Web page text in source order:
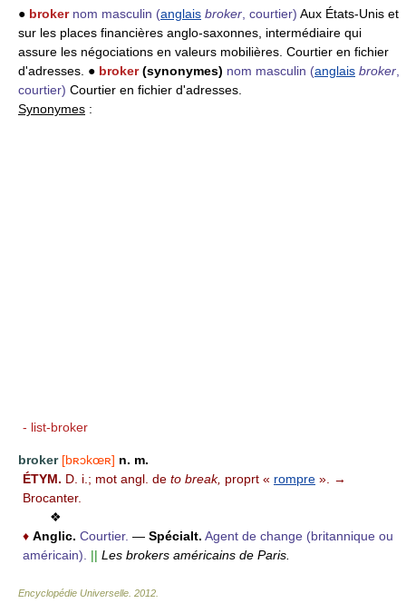
● broker nom masculin (anglais broker , courtier) Aux États-Unis et
sur les places financières anglo-saxonnes, intermédiaire qui
assure les négociations en valeurs mobilières. Courtier en fichier
d'adresses. ● broker(synonymes) nom masculin (anglais broker
courtier) Courtier en fichier d'adresses.
Synonymes :
- list-broker
broker [bʀɔkœʀ] n. m.
ÉTYM. D. i.; mot angl. de to break, proprt « rompre ». →
Brocanter.
❖
♦ Anglic. Courtier. — Spécialt. Agent de change (britannique ou
américain).
|| Les brokers américains de Paris.
Encyclopédie Universelle 2012